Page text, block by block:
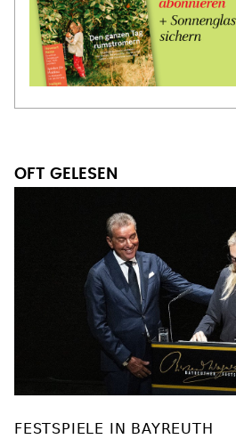
OFT GELESEN
FESTSPIELE IN BAYREUTH